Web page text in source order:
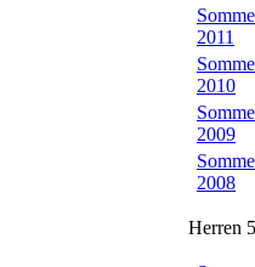
2011
2010
2009
2008
Herren